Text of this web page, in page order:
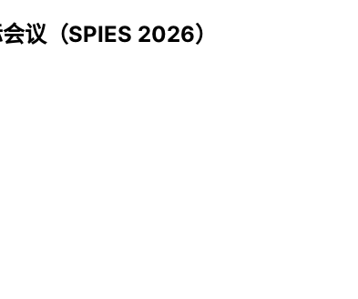
议（SPIES 2026）